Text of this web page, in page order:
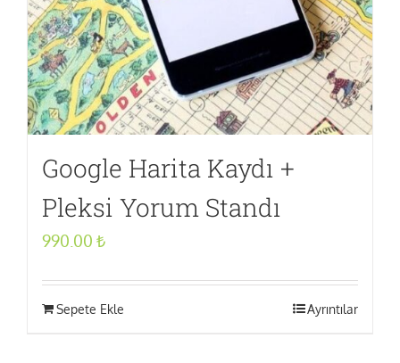
Google Harita Kaydı +
Pleksi Yorum Standı
990.00 ₺
Sepete Ekle Ayrıntılar